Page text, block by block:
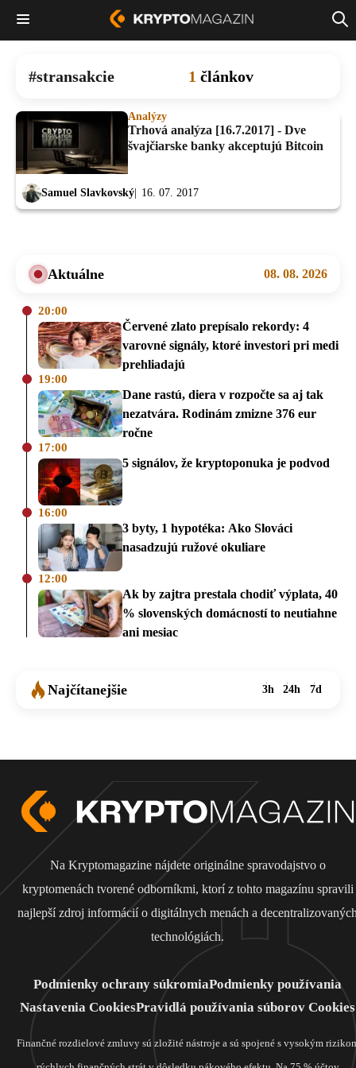
stransakcie 1 článkov
Analýzy
Trhová analýza [16.7.2017] - Dve
švajčiarske banky akceptujú Bitcoin
Samuel Slavkovský 16. 07. 2017
Aktuálne 08. 08. 2026
20:00
Červené zlato prepísalo rekordy: 4
varovné signály, ktoré investori pri medi
prehliadajú
19:00
Dane rastú, diera v rozpočte sa aj tak
nezatvára. Rodinám zmizne 376 eur
ročne
17:00
5 signálov, že kryptoponuka je podvod
16:00
3 byty, 1 hypotéka: Ako Slováci
nasadzujú ružové okuliare
12:00
Ak by zajtra prestala chodiť výplata, 40
% slovenských domácností to neutiahne
ani mesiac
Najčítanejšie 3h 24h 7d
Na Kryptomagazine nájdete originálne spravodajstvo o
kryptomenách tvorené odborníkmi, ktorí z tohto magazínu spravili
najlepší zdroj informácií o digitálnych menách a
technológiách.
Podmienky ochrany súkromiaPodmienky používania
Nastavenia CookiesPravidlá používania súborov Cookies
Finančné rozdielové zmluvy sú zložité nástroje a sú spojené s vysokým